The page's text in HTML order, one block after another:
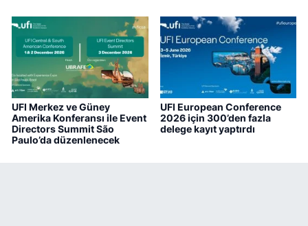
UFI Merkez ve Güney
Amerika Konferansı ile Event
Directors Summit São
Paulo’da düzenlenecek
UFI European Conference
2026 için 300’den fazla
delege kayıt yaptırdı